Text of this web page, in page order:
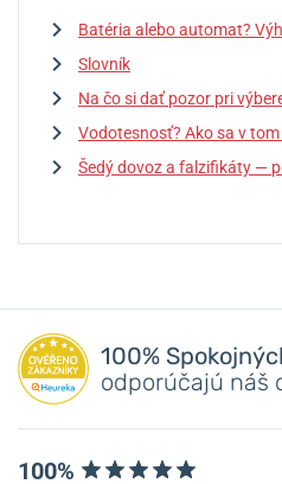
Batéria alebo automat?
Slovník
Na čo si dať pozor pri
Vodotesnosť? Ako sa v
Šedý dovoz a falzifikáty —
100%
odporúčajú náš
100%